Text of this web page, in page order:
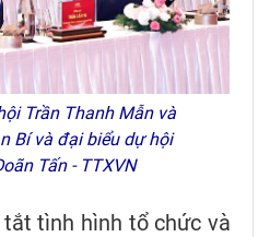
Trần Thanh Mẫn và
Bí và đại biểu dự hội
Tấn - TTXVN
tình hình tổ chức và